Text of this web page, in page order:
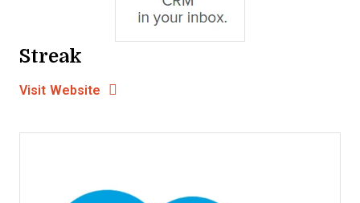
Streak
Visit Website Opens New Window